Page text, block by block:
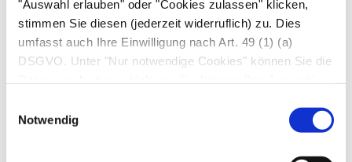
"Auswahl erlauben" oder "Cookies zulassen" klicken,
stimmen Sie diesen (jederzeit widerruflich) zu. Dies
umfasst auch Ihre Einwilligung nach Art. 49 (1) (a)
DSGVO. Unter "Nur notwendige Cookies" können Sie die
Notwendig
dagegen vor allem in tropischen Ländern vor
und werden wie die Hepatitis A fäkal-oral, z. B.
durch verseuchtes Trinkwasser übertragen.
spontan. Besondere Vorsicht ist allerdings bei